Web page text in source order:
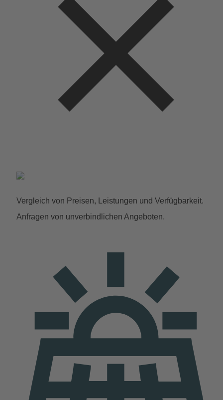
Vergleich von Preisen, Leistungen und Verfügbarkeit.
Anfragen von unverbindlichen Angeboten.